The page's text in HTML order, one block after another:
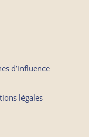
d’influence
légales